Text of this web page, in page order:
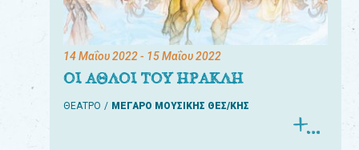
14 Μαΐου 2022- 15 Μαΐου 2022
ΟΙ ΑΘΛΟΙ ΤΟΥ ΗΡΑΚΛΗ
ΘΕΑΤΡΟ ΜΕΓΑΡΟ ΜΟΥΣΙΚΗΣ ΘΕΣ/ΚΗΣ